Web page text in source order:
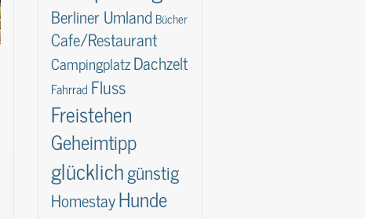
Berliner Umland Bücher
Cafe/Restaurant
CampingplatzDachzelt
Fahrrad Fluss
Freistehen
Geheimtipp
glücklichgünstig
HomestayHunde